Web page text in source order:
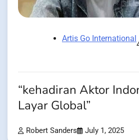
Artis Go International
“kehadiran Aktor
Layar Global”
Robert Sanders July 1, 2025